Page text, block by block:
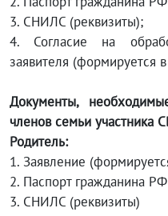
3. СНИЛС (реквизиты);
4. Согласие на
заявителя (формируется
Документы,
членов семьи участника
Родитель:
1. Заявление
2. Паспорт гражданина
3. СНИЛС (реквизиты)